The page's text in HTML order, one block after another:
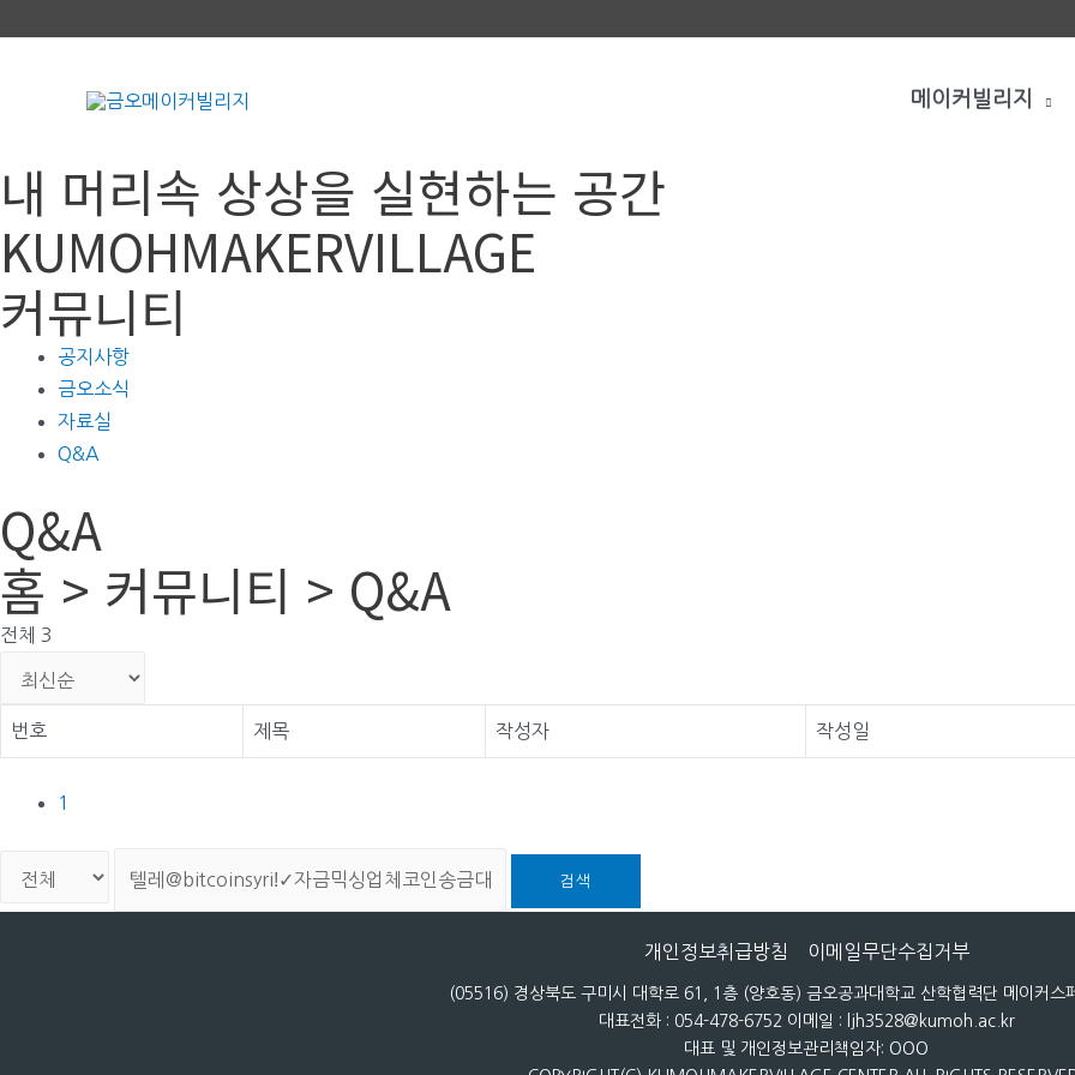
너
뛰
기
메이커빌리지
내 머리속 상상을 실현하는 공간
KUMOHMAKERVILLAGE
커뮤니티
공지사항
금오소식
자료실
Q&A
Q&A
홈 > 커뮤니티 > Q&A
전체 3
번호 제목 작성자 작성일
1
검색
개인정보취급방침 이메일무단수집거부
(05516) 경상북도 구미시 대학로 61, 1층 (양호동) 금오공과대학교 산학협력단 메이커스
대표전화 : 054-478-6752 이메일 : ljh3528@kumoh.ac.kr
대표 및 개인정보관리책임자: OOO